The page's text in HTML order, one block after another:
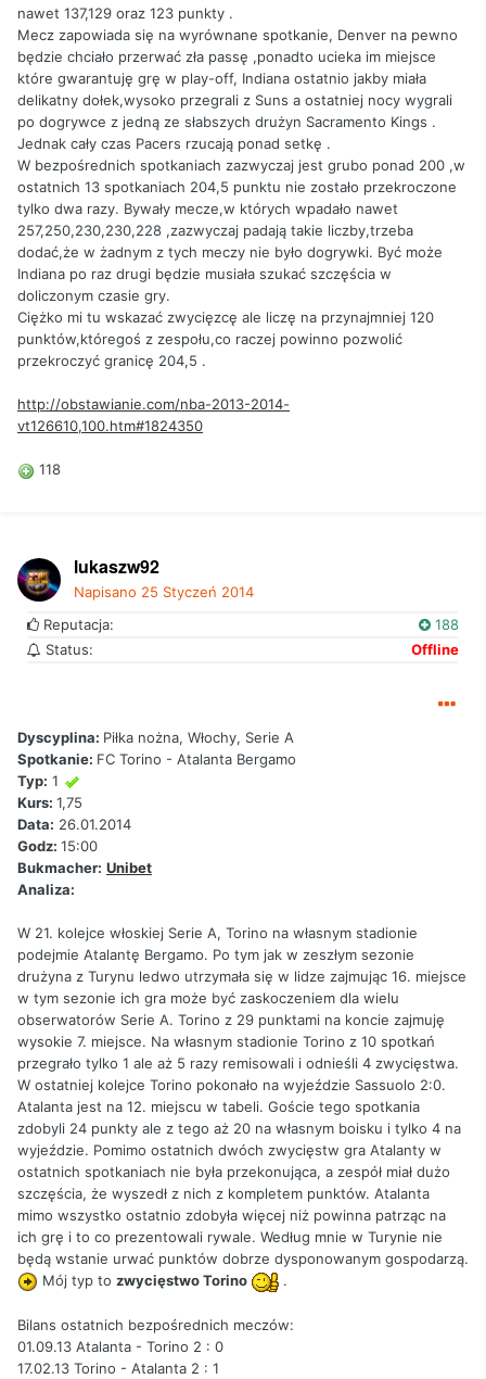
nawet 137,129 oraz 123 punkty .
Mecz zapowiada się na wyrównane spotkanie, Denver na pewno
będzie chciało przerwać zła passę ,ponadto ucieka im miejsce
które gwarantuję grę w play-off, Indiana ostatnio jakby miała
delikatny dołek,wysoko przegrali z Suns a ostatniej nocy wygrali
po dogrywce z jedną ze słabszych drużyn Sacramento Kings .
Jednak cały czas Pacers rzucają ponad setkę .
W bezpośrednich spotkaniach zazwyczaj jest grubo ponad 200 ,w
ostatnich 13 spotkaniach 204,5 punktu nie zostało przekroczone
tylko dwa razy. Bywały mecze,w których wpadało nawet
257,250,230,230,228 ,zazwyczaj padają takie liczby,trzeba
dodać,że w żadnym z tych meczy nie było dogrywki. Być może
Indiana po raz drugi będzie musiała szukać szczęścia w
doliczonym czasie gry.
Ciężko mi tu wskazać zwycięzcę ale liczę na przynajmniej 120
punktów,któregoś z zespołu,co raczej powinno pozwolić
przekroczyć granicę 204,5 .
http://obstawianie.com/nba-2013-2014-
vt126610,100.htm#1824350
118
lukaszw92
Napisano 25 Styczeń 2014
Reputacja:
188
Status:
Offline
Dyscyplina: Piłka nożna, Włochy, Serie A
Spotkanie: FC Torino - Atalanta Bergamo
Typ: 1
Kurs: 1,75
Data: 26.01.2014
Godz: 15:00
Bukmacher: Unibet
Analiza:
W 21. kolejce włoskiej Serie A, Torino na własnym stadionie
podejmie Atalantę Bergamo. Po tym jak w zeszłym sezonie
drużyna z Turynu ledwo utrzymała się w lidze zajmując 16. miejsce
w tym sezonie ich gra może być zaskoczeniem dla wielu
obserwatorów Serie A. Torino z 29 punktami na koncie zajmuję
wysokie 7. miejsce. Na własnym stadionie Torino z 10 spotkań
przegrało tylko 1 ale aż 5 razy remisowali i odnieśli 4 zwycięstwa.
W ostatniej kolejce Torino pokonało na wyjeździe Sassuolo 2:0.
Atalanta jest na 12. miejscu w tabeli. Goście tego spotkania
zdobyli 24 punkty ale z tego aż 20 na własnym boisku i tylko 4 na
wyjeździe. Pomimo ostatnich dwóch zwycięstw gra Atalanty w
ostatnich spotkaniach nie była przekonująca, a zespół miał dużo
szczęścia, że wyszedł z nich z kompletem punktów. Atalanta
mimo wszystko ostatnio zdobyła więcej niż powinna patrząc na
ich grę i to co prezentowali rywale. Według mnie w Turynie nie
będą wstanie urwać punktów dobrze dysponowanym gospodarzą.
Mój typ to zwycięstwo Torino .
Bilans ostatnich bezpośrednich meczów:
01.09.13 Atalanta - Torino 2 : 0
17.02.13 Torino - Atalanta 2 : 1